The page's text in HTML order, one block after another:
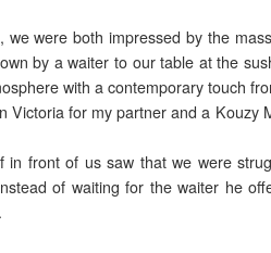
were both impressed by the
by a waiter to our table at the
with a contemporary touch
Victoria for my partner and a Kouzy
front of us saw that we were
of waiting for the waiter he